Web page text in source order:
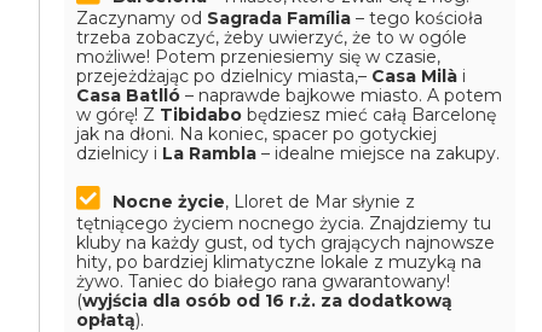
Zaczynamy od Sagrada Família– tego kościoła
trzeba zobaczyć, żeby uwierzyć, że to w ogóle
możliwe! Potem przeniesiemy się w czasie,
przejeżdżając po dzielnicy miasta,– Casa Milà i
Casa Batlló – naprawde bajkowe miasto. A potem
w górę! Z Tibidabobędziesz mieć całą Barcelonę
jak na dłoni. ️Na koniec, spacer po gotyckiej
dzielnicy i La Rambla – idealne miejsce na zakupy.
Nocne życie, Lloret de Mar słynie z
tętniącego życiem nocnego życia. Znajdziemy tu
kluby na każdy gust, od tych grających najnowsze
hity, po bardziej klimatyczne lokale z muzyką na
żywo. Taniec do białego rana gwarantowany!
(wyjścia dla osób od 16 r.ż. za dodatkową
opłatą).